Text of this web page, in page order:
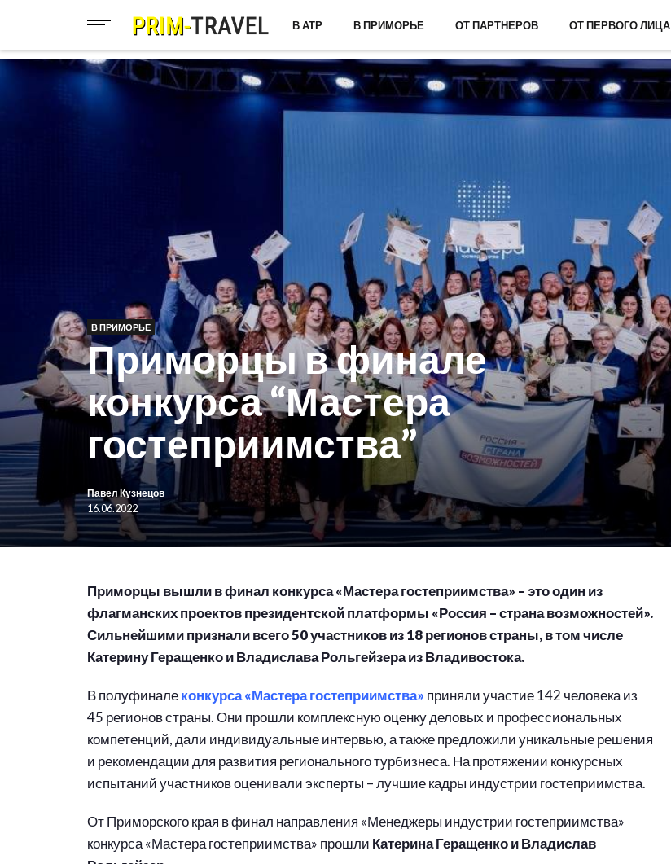
В АТР В ПРИМОРЬЕ ОТ ПАРТНЕРОВ ОТ ПЕРВОГО ЛИЦА
В ПРИМОРЬЕ
Приморцы в финале
конкурса “Мастера
гостеприимства”
Павел Кузнецов
16.06.2022
Приморцы вышли в финал конкурса «Мастера гостеприимства» – это один из
флагманских проектов президентской платформы «Россия – страна возможностей».
Сильнейшими признали всего 50 участников из 18 регионов страны, в том числе
Катерину Геращенко и Владислава Рольгейзера из Владивостока.
В полуфиналеконкурса «Мастера гостеприимства» приняли участие 142 человека из
45 регионов страны. Они прошли комплексную оценку деловых и профессиональных
компетенций, дали индивидуальные интервью, а также предложили уникальные решения
и рекомендации для развития регионального турбизнеса. На протяжении конкурсных
испытаний участников оценивали эксперты – лучшие кадры индустрии гостеприимства.
От Приморского края в финал направления «Менеджеры индустрии гостеприимства»
конкурса «Мастера гостеприимства» прошли Катерина Геращенко и Владислав